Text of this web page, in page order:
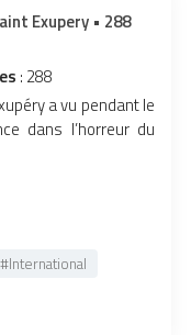
Exupery • 288
: 288
a vu pendant le
dans l’horreur du
#International